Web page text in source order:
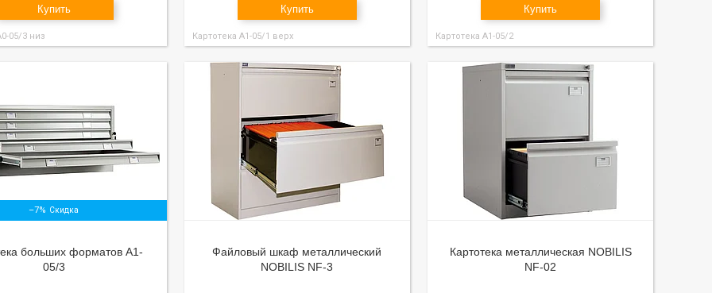
Купить
05/3 низ
Купить
Картотека А1-05/1 верх
Купить
Картотека А1-05/2
–7%
больших форматов А1-
05/3
Файловый шкаф металлический
NOBILIS NF-3
Картотека металлическая NOBILIS
NF-02